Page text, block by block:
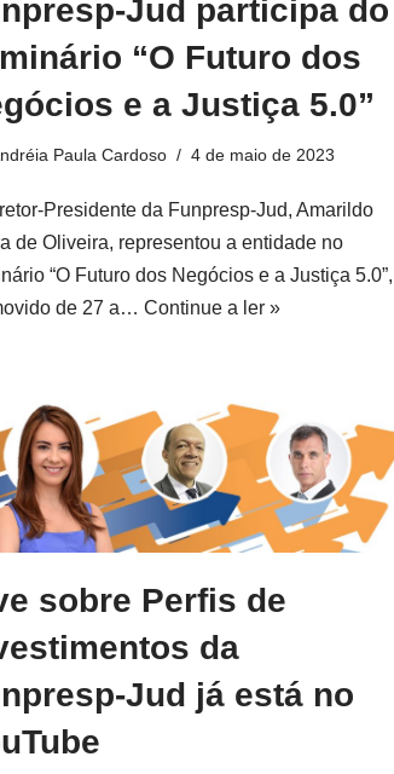
Jud participa do
“O Futuro dos
e a Justiça 5.0”
Paula Cardoso 4 de maio de 2023
Presidente da Funpresp-Jud, Amarildo
de Oliveira, representou a entidade no
“O Futuro dos Negócios e a Justiça 5.0”,
de 27 a… Continue a ler »
sobre Perfis de
da
Jud já está no